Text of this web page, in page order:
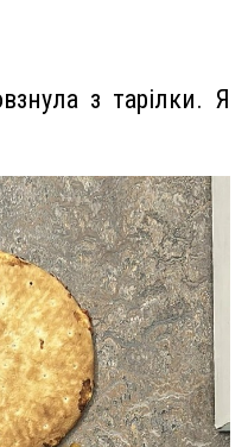
з тарілки. Я